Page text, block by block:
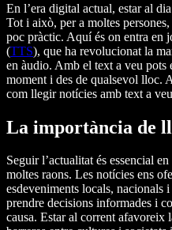
En l’era digital actual, estar al
Tot i això, per a moltes
poc pràctic. Aquí és on entra en
(TTS), que ha revolucionat la
en àudio. Amb el text a veu pots
moment i des de qualsevol lloc.
com llegir notícies amb text a
La importància de
Seguir l’actualitat és essencial
moltes raons. Les notícies ens
esdeveniments locals, nacionals
prendre decisions informades i
causa. Estar al corrent afavoreix